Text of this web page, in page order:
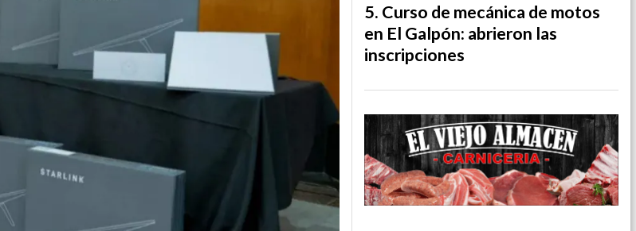
Curso de mecánica de motos
en El Galpón: abrieron las
inscripciones